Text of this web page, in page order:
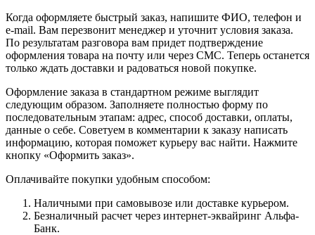
Когда оформляете быстрый заказ, напишите ФИО, телефон и
e-mail. Вам перезвонит менеджер и уточнит условия заказа.
По результатам разговора вам придет подтверждение
оформления товара на почту или через СМС. Теперь останется
только ждать доставки и радоваться новой покупке.
Оформление заказа в стандартном режиме выглядит
следующим образом. Заполняете полностью форму по
последовательным этапам: адрес, способ доставки, оплаты,
данные о себе. Советуем в комментарии к заказу написать
информацию, которая поможет курьеру вас найти. Нажмите
кнопку «Оформить заказ».
Оплачивайте покупки удобным способом:
Наличными при самовывозе или доставке курьером.
Безналичный расчет через интернет-эквайринг Альфа-
Банк.